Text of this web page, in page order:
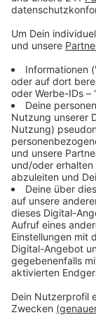
Veröffentlicht:
Anzeige
Die
Besitzer es
ausgeladen
Gepäcks zu
ein Pilot sich
Fluggäste
vermeiden.
verloren, so